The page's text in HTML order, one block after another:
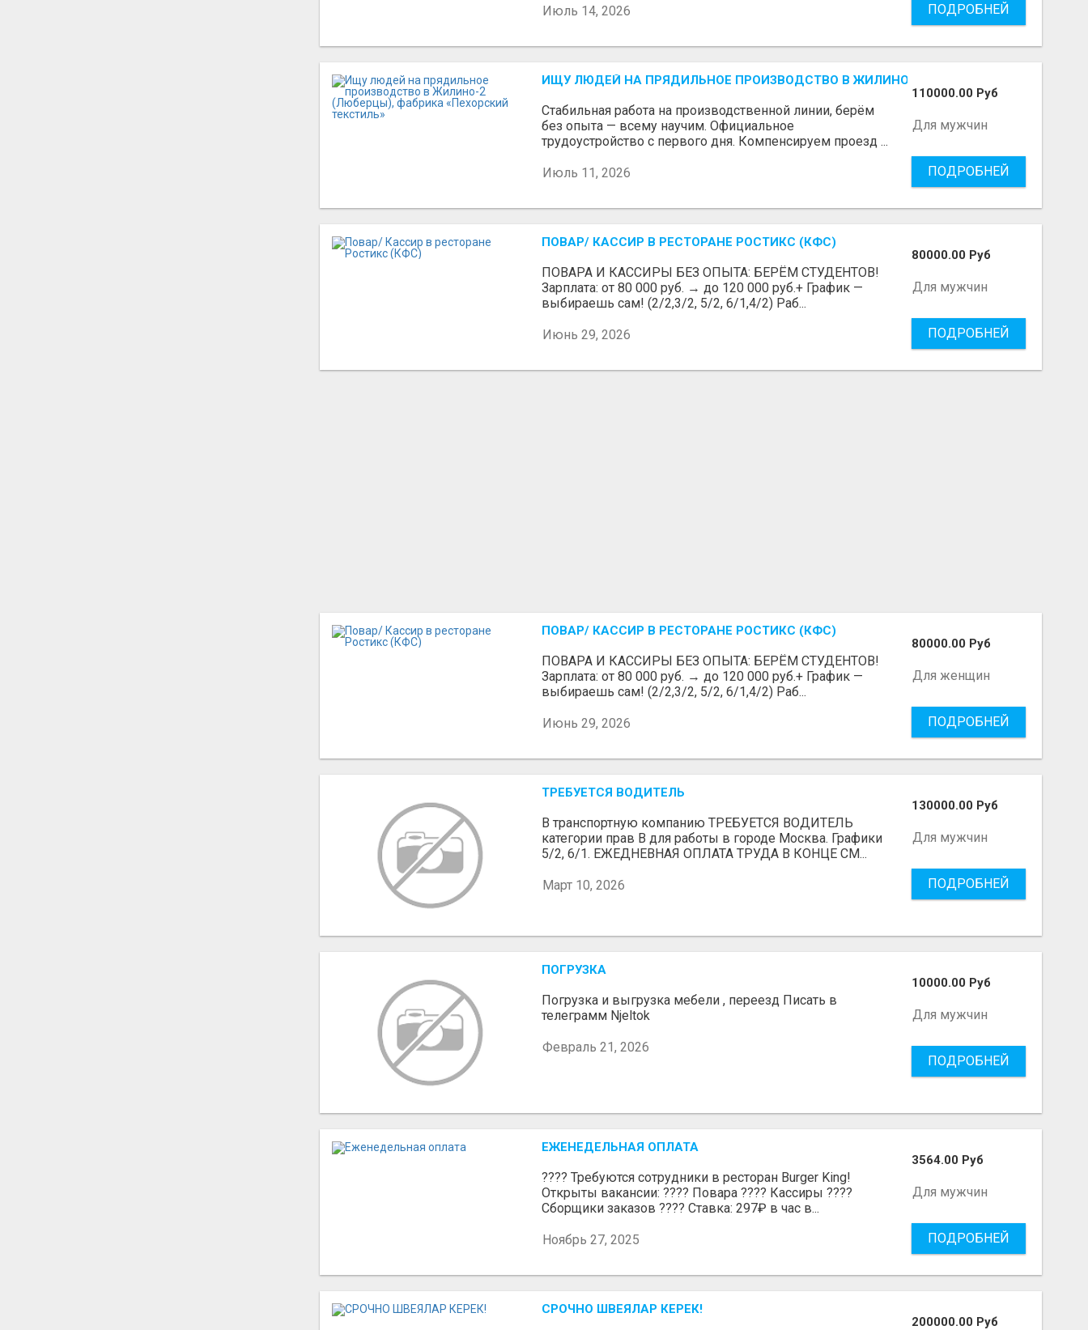
Июль 14, 2026 ПОДРОБНЕЙ
ИЩУ ЛЮДЕЙ НА ПРЯДИЛЬНОЕ ПРОИЗВОДСТВО В ЖИЛИНО-2 (ЛЮБЕРЦЫ), ФАБРИКА
Стабильная работа на производственной линии, берём
без опыта — всему научим. Официальное
трудоустройство с первого дня. Компенсируем проезд ...
Июль 11, 2026
110000.00 Руб
Для мужчин
ПОДРОБНЕЙ
ПОВАР/ КАССИР В РЕСТОРАНЕ РОСТИКС (КФС)
ПОВАРА И КАССИРЫ БЕЗ ОПЫТА: БЕРЁМ СТУДЕНТОВ!
Зарплата: от 80 000 руб. → до 120 000 руб.+ График —
выбираешь сам! (2/2,3/2, 5/2, 6/1,4/2) Раб...
Июнь 29, 2026
80000.00 Руб
Для мужчин
ПОДРОБНЕЙ
ПОВАР/ КАССИР В РЕСТОРАНЕ РОСТИКС (КФС)
ПОВАРА И КАССИРЫ БЕЗ ОПЫТА: БЕРЁМ СТУДЕНТОВ!
Зарплата: от 80 000 руб. → до 120 000 руб.+ График —
выбираешь сам! (2/2,3/2, 5/2, 6/1,4/2) Раб...
Июнь 29, 2026
80000.00 Руб
Для женщин
ПОДРОБНЕЙ
ТРЕБУЕТСЯ ВОДИТЕЛЬ
В транспортную компанию ТРЕБУЕТСЯ ВОДИТЕЛЬ
категории прав В для работы в городе Москва. Графики
5/2, 6/1. ЕЖЕДНЕВНАЯ ОПЛАТА ТРУДА В КОНЦЕ СМ...
Март 10, 2026
130000.00 Руб
Для мужчин
ПОДРОБНЕЙ
ПОГРУЗКА
Погрузка и выгрузка мебели , переезд Писать в
телеграмм Njeltok
Февраль 21, 2026
10000.00 Руб
Для мужчин
ПОДРОБНЕЙ
ЕЖЕНЕДЕЛЬНАЯ ОПЛАТА
???? Требуются сотрудники в ресторан Burger King!
Открыты вакансии: ???? Повара ???? Кассиры ????
Сборщики заказов ???? Ставка: 297₽ в час в...
Ноябрь 27, 2025
3564.00 Руб
Для мужчин
ПОДРОБНЕЙ
СРОЧНО ШВЕЯЛАР КЕРЕК!
200000.00 Руб